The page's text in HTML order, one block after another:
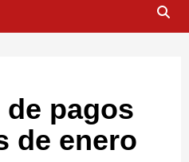
pagos
de enero